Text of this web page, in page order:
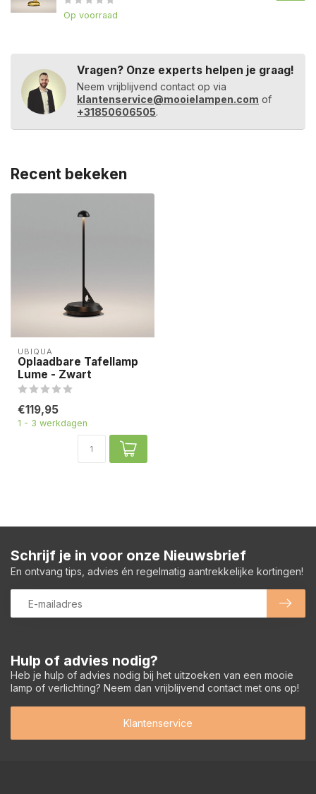
Op voorraad
Vragen? Onze experts helpen je graag!
Neem vrijblijvend contact op via
klantenservice@mooielampen.com of
+31850606505.
Recent bekeken
UBIQUA
Oplaadbare Tafellamp
Lume - Zwart
€119,95
1 - 3 werkdagen
Hulp of advies nodig?
Heb je hulp of advies nodig bij het uitzoeken van een mooie
lamp of verlichting? Neem dan vrijblijvend contact met ons op!
Klantenservice
Schrijf je in voor onze Nieuwsbrief
En ontvang tips, advies én regelmatig aantrekkelijke kortingen!